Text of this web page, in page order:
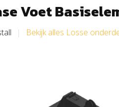
Voet
Bekijk alles Losse